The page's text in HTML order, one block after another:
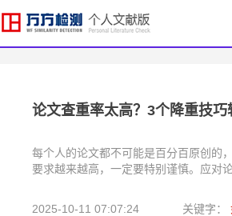
论文查重率太高？3个降重技巧
每个人的论文都不可能是百分百原创的
要求越来越高，一定要特别谨慎。应对
2025-10-11 07:07:24 关键字：